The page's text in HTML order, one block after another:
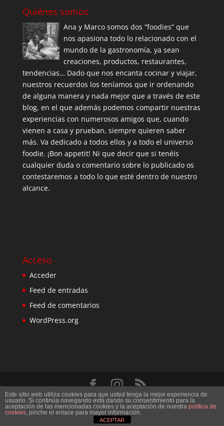
Quiénes somos
Ana y Marco somos dos “foodies” que
nos apasiona todo lo relacionado con el
mundo de la gastronomía, ya sean
creaciones, productos, restaurantes,
tendencias… Dado que nos encanta cocinar y viajar,
nuestros recuerdos los teníamos que ir ordenando
de alguna manera y nada mejor que a través de este
blog, en el que además podemos compartir nuestras
experiencias con numerosos amigos que, cuando
vienen a casa y prueban, siempre quieren saber
más. Va dedicado a todos ellos y a todo el universo
foodie. ¡Bon appetit! Ni que decir que si tenéis
cualquier duda o comentario sobre lo publicado os
contestaremos a todo lo que esté dentro de nuestro
alcance.
Acceso
Acceder
Feed de entradas
Feed de comentarios
WordPress.org
Diseñado porElegant Themes| Desarrollado por
WordPress
Este sitio web utiliza cookies para que usted tenga la mejor experiencia de
usuario. Si continúa navegando está dando su consentimiento para la
aceptación de las mencionadas cookies y la aceptación de nuestra política de
cookies, pinche el enlace para mayor información.
ACEPTAR